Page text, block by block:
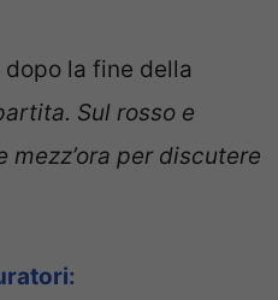
la fine della
Sul rosso e
per discutere